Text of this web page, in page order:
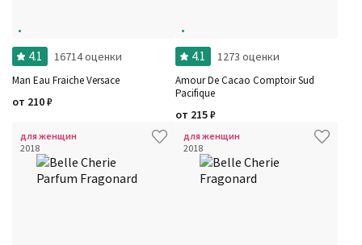
4.1 16714 оценки
Man Eau Fraiche Versace
от 210₽
4.1 1273 оценки
Amour De Cacao Comptoir Sud
Pacifique
от 215₽
для женщин
2018
для женщин
2018